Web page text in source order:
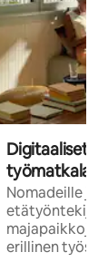
Digitaaliset
Nomadeille ja
majapaikkoja,
erillinen